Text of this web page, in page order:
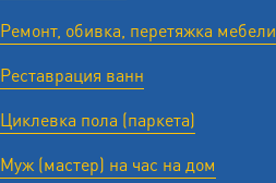
Ремонт, обивка, перетяжка мебели
Реставрация ванн
Циклевка пола (паркета)
Муж (мастер) на час на дом